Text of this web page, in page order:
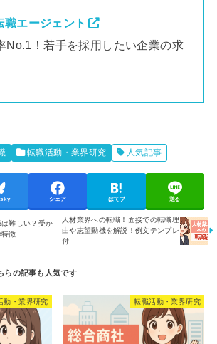
職エージェント
No.1！若手を採用したい企業の求
転職活動・業界研究 人気記事
シェア はてブ 送る
難しい？受か
徴
人材業界への転職！面接での転職理
由や志望動機を解説！例文テンプレ
付
動・業界研究 転職活動・業界研究